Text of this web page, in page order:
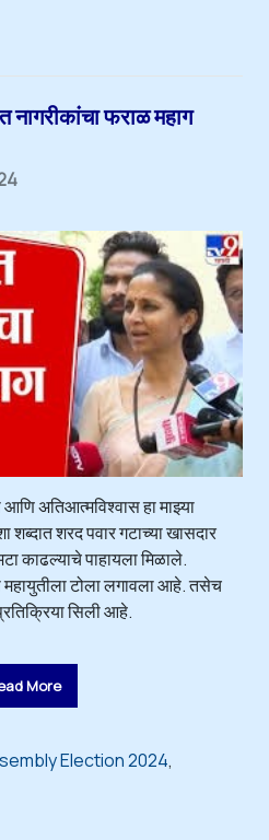
फराळ महाग
आणि अतिआत्मविश्वास हा माझ्या
शरद पवार गटाच्या खासदार
काढल्याचे पाहायला मिळाले.
महायुतीला टोला लगावला आहे. तसेच
सिली आहे.
More
Election 2024